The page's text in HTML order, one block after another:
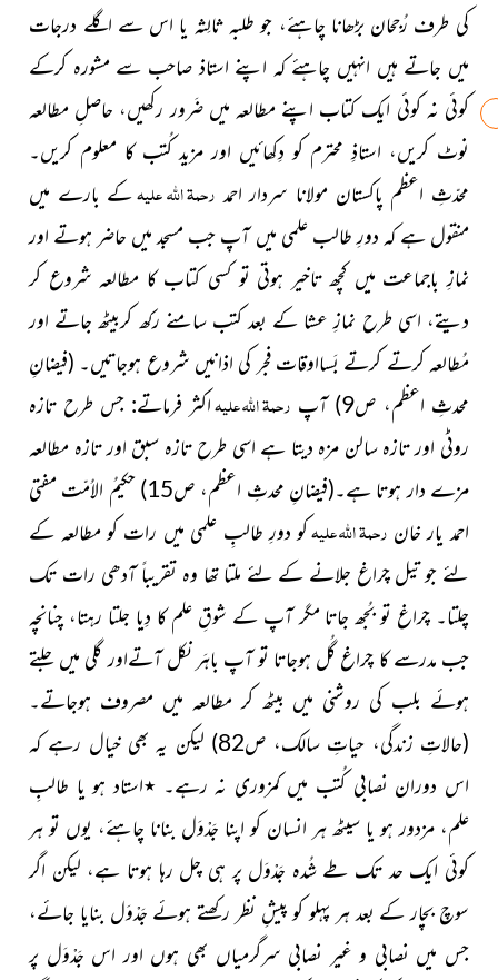
کی طرف رُجحان بڑھانا چاہئے، جو طلبہ ثالِثہ یا اس سے اگلے درجات
میں جاتے ہیں انہیں چاہئے کہ اپنے استاذ صاحب سے مشورہ کرکے
کوئی نہ کوئی ایک کتاب اپنے مطالعہ میںضَرور رکھیں، حاصلِ مطالعہ
نوٹ کریں، استاذِ محترم کو دِکھائیں اور مزید کُتب کا معلوم کریں۔
محدّثِ اعظم پاکستان مولانا سردار احمد رحمۃاللہ علیہکے بارے میں
منقول ہے کہ دورِ طالب علمی میں آپ جب مسجد میں حاضر ہوتے اور
نمازِ باجماعت میں کچھ تاخیر ہوتی تو کسی کتاب کا مطالعہ شروع کر
دیتے، اسی طرح نمازِ عشا کے بعد کتب سامنے رکھ کربیٹھ جاتے اور
مُطالعہ کرتے کرتے بَسااوقات فجر کی اذانیں شروع ہوجاتیں۔ (فیضانِ
محدثِ اعظم، ص9)
آپ رحمۃ اللہ علیہاکثر فرماتے: جس طرح تازہ
روٹی اور تازہ سالن مزہ دیتا ہے اسی طرح تازہ سبق اور تازہ مطالعہ
مزے دار ہوتا ہے۔(فیضانِ محدثِ اعظم، ص15)
حکیمُ الاُمّت مفتی
احمد یار خان رحمۃ اللہ علیہکو دورِ طالبِ علمی میں رات کو مطالعہ کے
لئے جو تیل چراغ جلانے کے لئے ملتا تھا وہ تقریباً آدھی رات تک
چلتا۔ چراغ تو بُجھ جاتا مگر آپ کے شوقِ علم کا دِیا جلتا رہتا، چنانچہ
جب مدرسے کا چراغ گُل ہوجاتا تو آپ باہَر نکل آتےاور گلی میں جلتے
ہوئے بلب کی روشنی میں بیٹھ کر مطالعہ میں مصروف ہوجاتے۔
(حالاتِ زندگی، حیاتِ سالک، ص82)
لیکن یہ بھی خیال رہے کہ
اس دوران نصابی کُتب میں کمزوری نہ رہے۔ ٭استاد ہو یا طالبِ
علم، مزدور ہو یا سیٹھ ہر انسان کو اپنا جَدْوَل بنانا چاہئے، یوں تو ہر
کوئی ایک حد تک طے شُدہ جَدْوَل پر ہیچل رہا ہوتا ہے، لیکن اگر
سوچ بچار کے بعد ہر پہلو کو پیشِ نظر رکھتے ہوئے جَدْوَل بنایا جائے،
جس میں نصابی و غیر نصابی سرگرمیاں بھی ہوں اور اس جَدْوَل پر